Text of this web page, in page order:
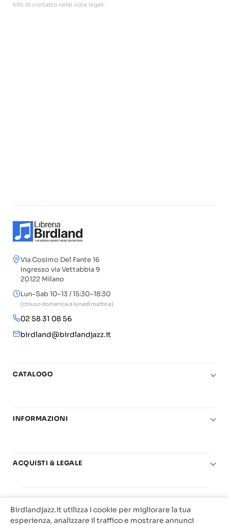
info di contatto nelle note legali.
Via Cosimo Del Fante 16
Ingresso via Vettabbia 9
20122 Milano
Lun–Sab 10–13 / 15:30–18:30
(chiuso domenica e lunedì mattina)
02 58 31 08 56
birdland@birdlandjazz.it
CATALOGO
Chitarra
Basi play-along
Offerte
INFORMAZIONI
Carta del Docente
ACQUISTI & LEGALE
Privacy & Cookie
Birdland Milano. P.Iva 12093700156
Birdlandjazz.it utilizza i cookie per migliorare la tua
esperienza, analizzare il traffico e mostrare annunci